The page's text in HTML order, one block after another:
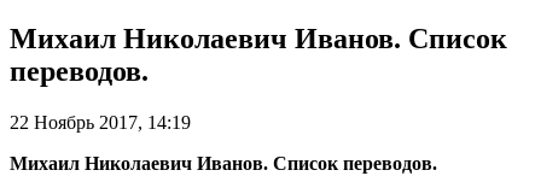
Михаил Николаевич Иванов. Список
переводов.
22 Ноябрь 2017, 14:19
Михаил Николаевич Иванов. Список переводов.